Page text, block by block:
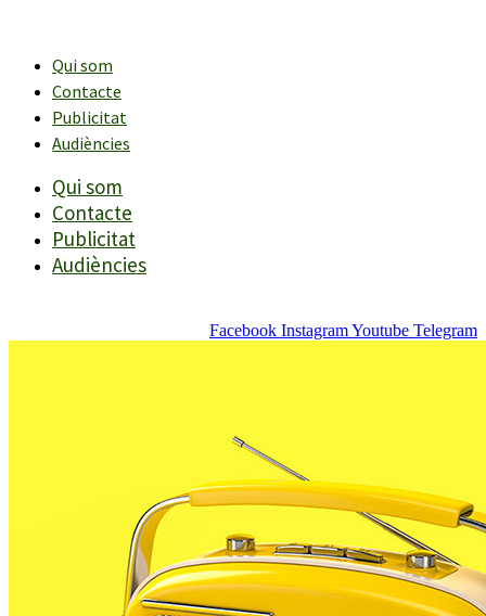
contingutQui som
Contacte
Publicitat
Audiències
Qui som
Contacte
Publicitat
Audiències
Facebook InstagramYoutube Telegram